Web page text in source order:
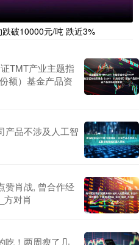
破10000元/吨 跌近3%
TMT产业主题指
额）基金产品资
产品不涉及人工智
赞肖战, 曾合作经
方对肖
吃！两周瘦了几